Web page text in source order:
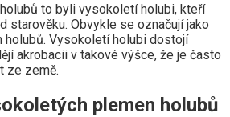
to byli vysokoletí holubi, kteří
starověku. Obvykle se označují jako
holubů. Vysokoletí holubi dostojí
akrobacii v takové výšce, že je často
ze země.
plemen holubů